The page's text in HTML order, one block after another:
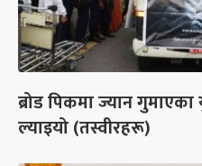
ब्रोड पिकमा ज्यान
ल्याइयो (तस्वीरहरू)